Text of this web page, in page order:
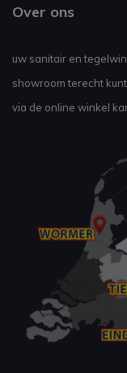
Over ons
uw sanitair en
showroom terecht
via de online winkel